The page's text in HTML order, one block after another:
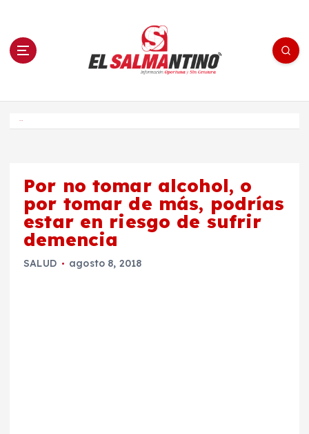
n El Salmantino - medios/noticias/editorial
Por no tomar alcohol, o
por tomar de más, podrías
estar en riesgo de sufrir
demencia
SALUD agosto 8, 2018